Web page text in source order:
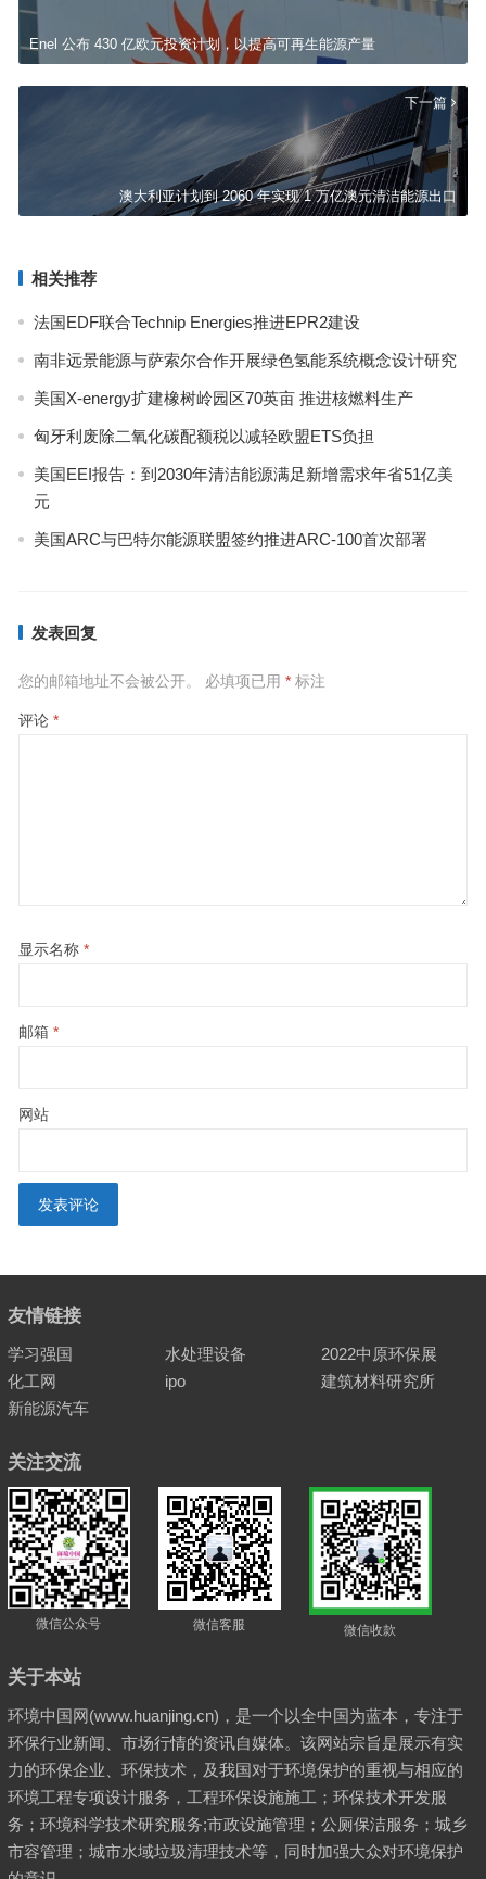
Enel 公布 430 亿欧元投资计划，以提高可再生能源产量
下一篇
澳大利亚计划到 2060 年实现 1 万亿澳元清洁能源出口
相关推荐
法国EDF联合Technip Energies推进EPR2建设
南非远景能源与萨索尔合作开展绿色氢能系统概念设计研究
美国X-energy扩建橡树岭园区70英亩 推进核燃料生产
匈牙利废除二氧化碳配额税以减轻欧盟ETS负担
美国EEI报告：到2030年清洁能源满足新增需求年省51亿美
元
美国ARC与巴特尔能源联盟签约推进ARC-100首次部署
发表回复
您的邮箱地址不会被公开。 必填项已用 *标注
评论 *
显示名称 *
邮箱 *
网站
友情链接
学习强国 水处理设备
2022中原环保展
化工网
ipo
建筑材料研究所
新能源汽车
关注交流
微信公众号 微信客服 微信收款
关于本站
环境中国网(www.huanjing.cn)，是一个以全中国为蓝本，专注于
环保行业新闻、市场行情的资讯自媒体。该网站宗旨是展示有实
力的环保企业、环保技术，及我国对于环境保护的重视与相应的
环境工程专项设计服务，工程环保设施施工；环保技术开发服
务；环境科学技术研究服务;市政设施管理；公厕保洁服务；城乡
市容管理；城市水域垃圾清理技术等，同时加强大众对环境保护